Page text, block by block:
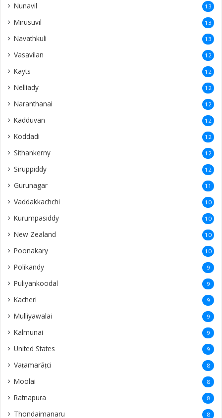
Nunavil 13
Mirusuvil 13
Navathkuli 13
Vasavilan 12
Kayts 12
Nelliady 12
Naranthanai 12
Kadduvan 12
Koddadi 12
Sithankerny 12
Siruppiddy 12
Gurunagar 11
Vaddakkachchi 10
Kurumpasiddy 10
New Zealand 10
Poonakary 10
Polikandy 9
Puliyankoodal 9
Kacheri 9
Mulliyawalai 9
Kalmunai 9
United States 9
Vaṭamarāṭci 8
Moolai 8
Ratnapura 8
Thondaimanaru 8